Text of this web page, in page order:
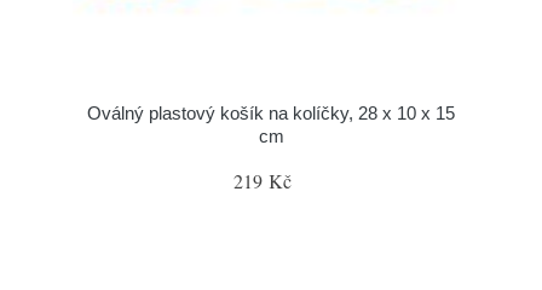
Oválný plastový košík na kolíčky, 28 x 10 x 15
cm
219 Kč